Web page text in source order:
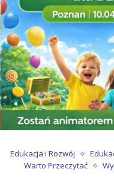
Edukacja i Rozwój
Warto Przeczytać